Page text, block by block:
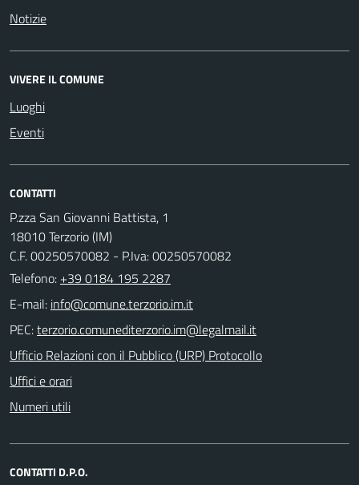
Notizie
VIVERE IL COMUNE
Luoghi
Eventi
CONTATTI
P.zza San Giovanni Battista, 1
18010 Terzorio (IM)
C.F. 00250570082 - P.Iva: 00250570082
Telefono: +39 0184 195 2287
E-mail:
PEC:
Ufficio Relazioni con il Pubblico (URP) Protocollo
Uffici e orari
Numeri utili
CONTATTI D.P.O.